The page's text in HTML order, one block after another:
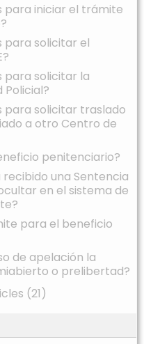
para iniciar el trámite
para solicitar el
para solicitar la
Policial?
para solicitar traslado
a otro Centro de
penitenciario?
una Sentencia
en el sistema de
para el beneficio
de apelación la
o prelibertad?
(21)